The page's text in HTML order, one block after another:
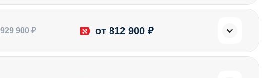
929 900 ₽ от 812 900 ₽